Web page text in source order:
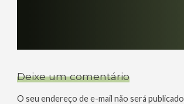
Deixe um comentário
O seu endereço de e-mail não será publicado.